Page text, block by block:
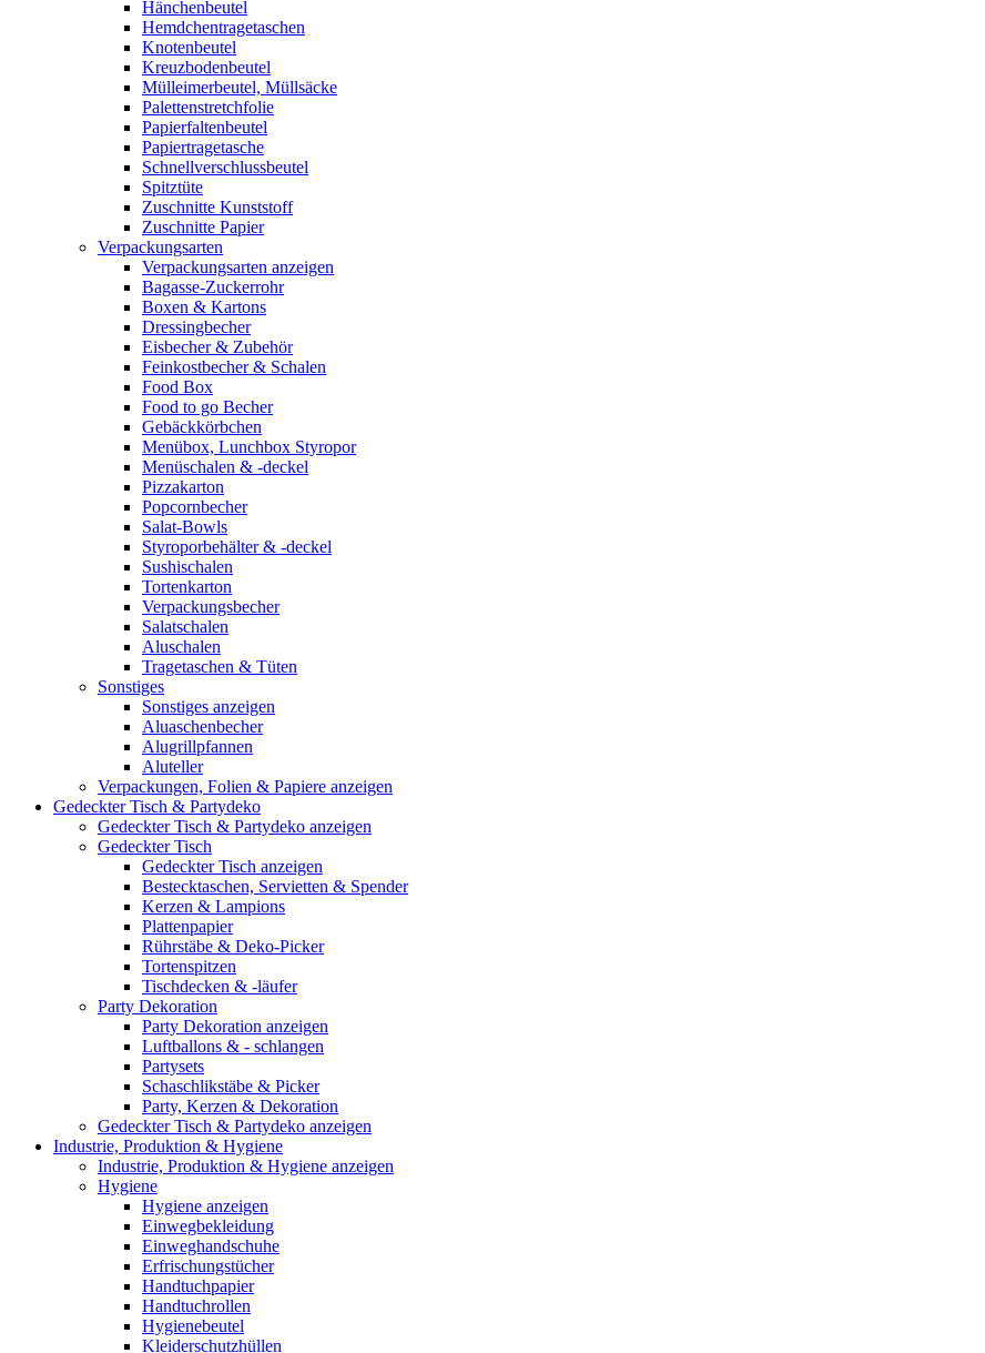
Hänchenbeutel
Hemdchentragetaschen
Knotenbeutel
Kreuzbodenbeutel
Mülleimerbeutel, Müllsäcke
Palettenstretchfolie
Papierfaltenbeutel
Papiertragetasche
Schnellverschlussbeutel
Spitztüte
Zuschnitte Kunststoff
Zuschnitte Papier
Verpackungsarten
Verpackungsarten anzeigen
Bagasse-Zuckerrohr
Boxen & Kartons
Dressingbecher
Eisbecher & Zubehör
Feinkostbecher & Schalen
Food Box
Food to go Becher
Gebäckkörbchen
Menübox, Lunchbox Styropor
Menüschalen & -deckel
Pizzakarton
Popcornbecher
Salat-Bowls
Styroporbehälter & -deckel
Sushischalen
Tortenkarton
Verpackungsbecher
Salatschalen
Aluschalen
Tragetaschen & Tüten
Sonstiges
Sonstiges anzeigen
Aluaschenbecher
Alugrillpfannen
Aluteller
Verpackungen, Folien & Papiere anzeigen
Gedeckter Tisch & Partydeko
Gedeckter Tisch & Partydeko anzeigen
Gedeckter Tisch
Gedeckter Tisch anzeigen
Bestecktaschen, Servietten & Spender
Kerzen & Lampions
Plattenpapier
Rührstäbe & Deko-Picker
Tortenspitzen
Tischdecken & -läufer
Party Dekoration
Party Dekoration anzeigen
Luftballons & - schlangen
Partysets
Schaschlikstäbe & Picker
Party, Kerzen & Dekoration
Gedeckter Tisch & Partydeko anzeigen
Industrie, Produktion & Hygiene
Industrie, Produktion & Hygiene anzeigen
Hygiene
Hygiene anzeigen
Einwegbekleidung
Einweghandschuhe
Erfrischungstücher
Handtuchpapier
Handtuchrollen
Hygienebeutel
Kleiderschutzhüllen